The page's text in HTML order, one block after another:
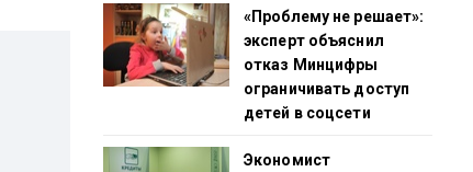
«Проблему не решает»:
эксперт объяснил
отказ Минцифры
ограничивать доступ
детей в соцсети
Экономист